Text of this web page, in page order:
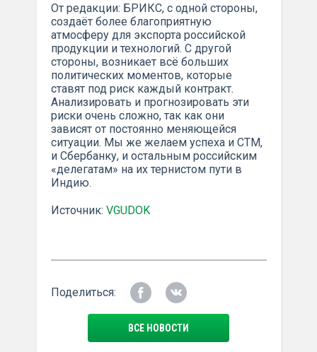
От редакции: БРИКС, с одной стороны,
создаёт более благоприятную
атмосферу для экспорта российской
продукции и технологий. С другой
стороны, возникает всё больших
политических моментов, которые
ставят под риск каждый контракт.
Анализировать и прогнозировать эти
риски очень сложно, так как они
зависят от постоянно меняющейся
ситуации. Мы же желаем успеха и СТМ,
и Сбербанку, и остальным российским
«делегатам» на их тернистом пути в
Индию.
Источник: VGUDOK
Поделиться:
ВСЕ НОВОСТИ